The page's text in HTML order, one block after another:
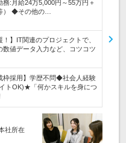
:月給24万5,000円～55万円＋
） ◆その他の…
！】IT関連のプロジェクトで、
値データ入力など、コツコツ
枠採用】学歴不問◆社会人経験
トOK)★「何かスキルを身につ
社所在